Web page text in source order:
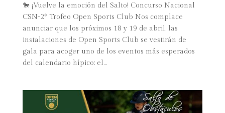
🐎 ¡Vuelve la emoción del Salto! Concurso Nacional
CSN-2* Trofeo Open Sports Club Nos complace
anunciar que los próximos 18 y 19 de abril, las
instalaciones de Open Sports Club se vestirán de
gala para acoger uno de los eventos más esperados
del calendario hípico: el...